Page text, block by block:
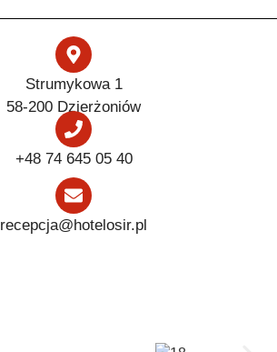
Strumykowa 1
58-200 Dzierżoniów
+48 74 645 05 40
recepcja@hotelosir.pl